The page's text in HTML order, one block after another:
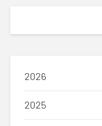
2026
2025